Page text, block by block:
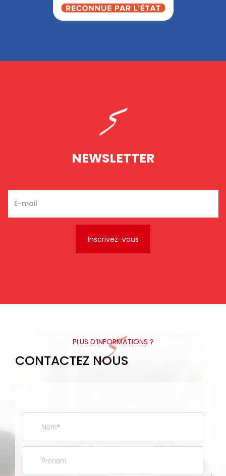
NEWSLETTER
PLUS D’INFORMATIONS ?
CONTACTEZ NOUS